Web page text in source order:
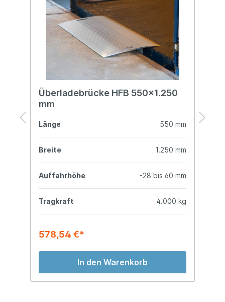
Überladebrücke HFB 550x1.250
mm
Länge 550 mm
Breite 1.250 mm
Auffahrhöhe -28 bis 60 mm
Tragkraft 4.000 kg
578,54 €*
In den Warenkorb